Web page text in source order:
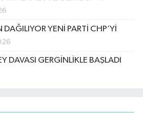
DAĞILIYOR YENİ PARTİ CHP’Yİ
DAVASI GERGİNLİKLE BAŞLADI